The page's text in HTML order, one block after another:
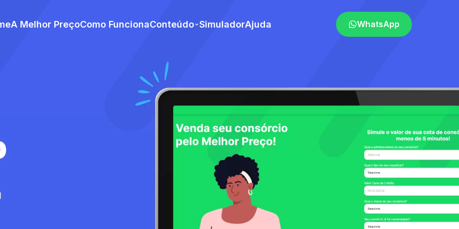
A Melhor PreçoComo FuncionaConteúdo SimuladorAjuda WhatsApp